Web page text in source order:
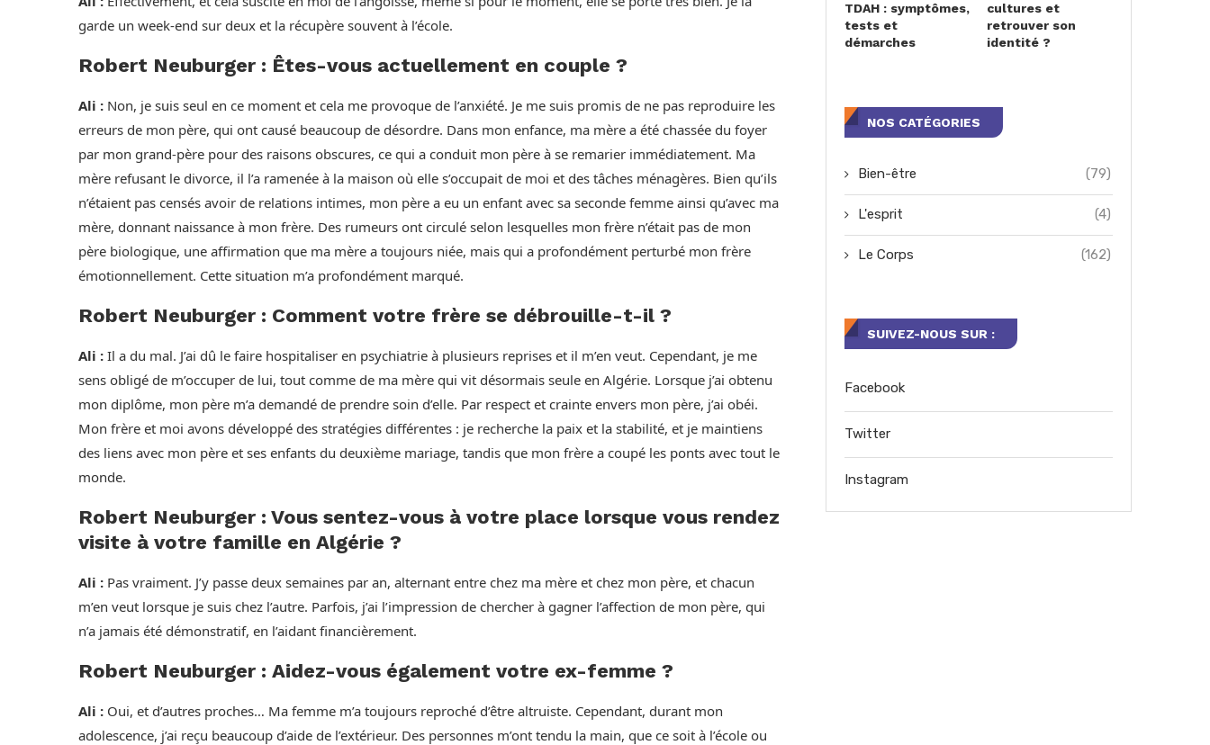
garde un week-end sur deux et la récupère souvent à l’école.
Robert Neuburger : Êtes-vous actuellement en couple ?
Ali : Non, je suis seul en ce moment et cela me provoque de l’anxiété. Je me suis promis de ne pas reproduire les
erreurs de mon père, qui ont causé beaucoup de désordre. Dans mon enfance, ma mère a été chassée du foyer
par mon grand-père pour des raisons obscures, ce qui a conduit mon père à se remarier immédiatement. Ma
mère refusant le divorce, il l’a ramenée à la maison où elle s’occupait de moi et des tâches ménagères. Bien qu’ils
n’étaient pas censés avoir de relations intimes, mon père a eu un enfant avec sa seconde femme ainsi qu’avec ma
mère, donnant naissance à mon frère. Des rumeurs ont circulé selon lesquelles mon frère n’était pas de mon
père biologique, une affirmation que ma mère a toujours niée, mais qui a profondément perturbé mon frère
émotionnellement. Cette situation m’a profondément marqué.
Robert Neuburger : Comment votre frère se débrouille-t-il ?
Ali : Il a du mal. J’ai dû le faire hospitaliser en psychiatrie à plusieurs reprises et il m’en veut. Cependant, je me
sens obligé de m’occuper de lui, tout comme de ma mère qui vit désormais seule en Algérie. Lorsque j’ai obtenu
mon diplôme, mon père m’a demandé de prendre soin d’elle. Par respect et crainte envers mon père, j’ai obéi.
Mon frère et moi avons développé des stratégies différentes : je recherche la paix et la stabilité, et je maintiens
des liens avec mon père et ses enfants du deuxième mariage, tandis que mon frère a coupé les ponts avec tout le
monde.
Robert Neuburger : Vous sentez-vous à votre place lorsque vous rendez
visite à votre famille en Algérie ?
Ali : Pas vraiment. J’y passe deux semaines par an, alternant entre chez ma mère et chez mon père, et chacun
m’en veut lorsque je suis chez l’autre. Parfois, j’ai l’impression de chercher à gagner l’affection de mon père, qui
n’a jamais été démonstratif, en l’aidant financièrement.
Robert Neuburger : Aidez-vous également votre ex-femme ?
Ali : Oui, et d’autres proches… Ma femme m’a toujours reproché d’être altruiste. Cependant, durant mon
adolescence, j’ai reçu beaucoup d’aide de l’extérieur. Des personnes m’ont tendu la main, que ce soit à l’école ou
TDAH : symptômes,
tests et
démarches
cultures et
retrouver son
identité ?
NOS CATÉGORIES
Bien-être (79)
L'esprit (4)
Le Corps (162)
SUIVEZ-NOUS SUR :
Facebook
Twitter
Instagram